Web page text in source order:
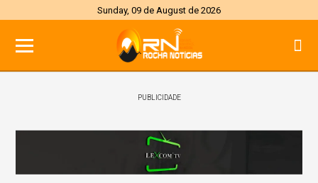
Sunday, 09 de August de 2026
PUBLICIDADE